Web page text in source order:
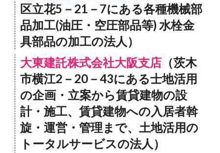
区立花5－21－7にある各種機械部
品加工(油圧・空圧部品等) 水栓金
具部品の加工の法人）
大東建託株式会社大阪支店 （茨木
市横江2－20－43にある士地活用
の企画・立案から賃貸建物の設
計・施工、賃貸建物への入居者斡
旋・運営・管理まで、土地活用の
トータルサービスの法人）